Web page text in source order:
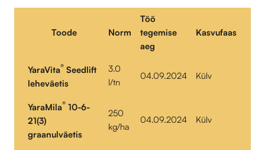
Toode Norm
Töö
tegemise
aeg
Kasvufaas
YaraVita® Seedlift
leheväetis
3.0
l/tn
04.09.2024 Külv
YaraMila® 10-6-
21(3)
graanulväetis
250
kg/ha
04.09.2024 Külv